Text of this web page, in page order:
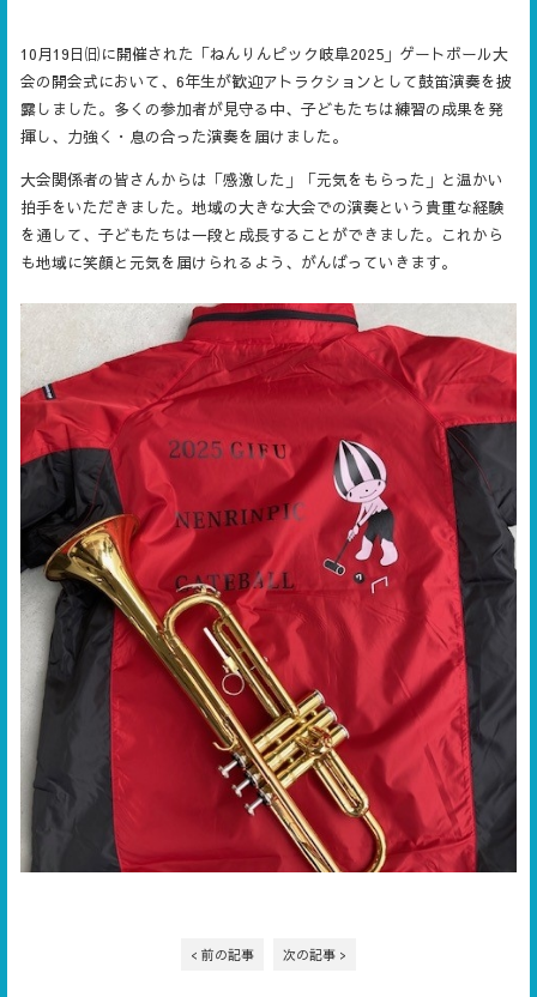
10月19日㈰に開催された「ねんりんピック岐阜2025」ゲートボール大
会の開会式において、6年生が歓迎アトラクションとして鼓笛演奏を披
露しました。多くの参加者が見守る中、子どもたちは練習の成果を発
揮し、力強く・息の合った演奏を届けました。
大会関係者の皆さんからは「感激した」「元気をもらった」と温かい
拍手をいただきました。地域の大きな大会での演奏という貴重な経験
を通して、子どもたちは一段と成長することができました。これから
も地域に笑顔と元気を届けられるよう、がんばっていきます。
< 前の記事 次の記事 >